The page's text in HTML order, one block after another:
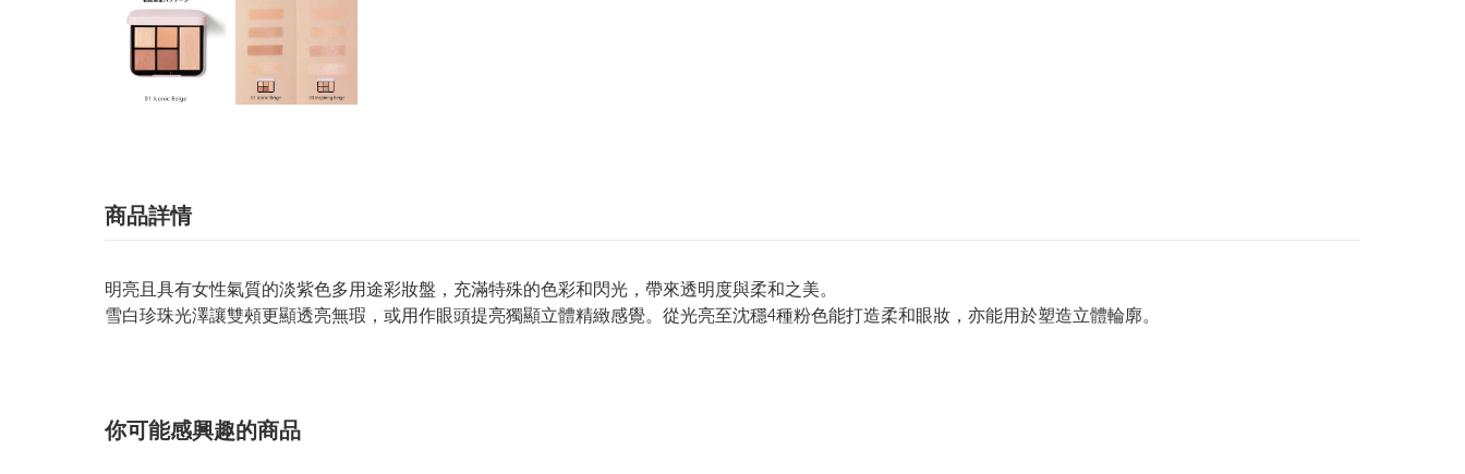
商品詳情
明亮且具有女性氣質的淡紫色多用途彩妝盤，充滿特殊的色彩和閃光，帶來透明度與柔和之美。
雪白珍珠光澤讓雙頰更顯透亮無瑕，或用作眼頭提亮獨顯立體精緻感覺。從光亮至沈穩4種粉色能打造柔和眼妝，亦能用於塑造立體輪廓。
你可能感興趣的商品